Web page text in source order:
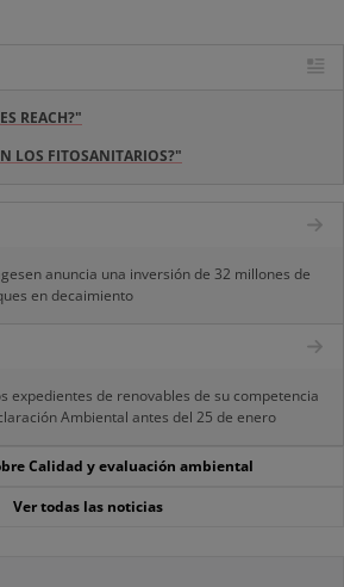
REACH?"
LOS FITOSANITARIOS?"
anuncia una inversión de 32 millones de
en decaimiento
expedientes de renovables de su competencia
Ambiental antes del 25 de enero
Calidad y evaluación ambiental
Ver todas las noticias